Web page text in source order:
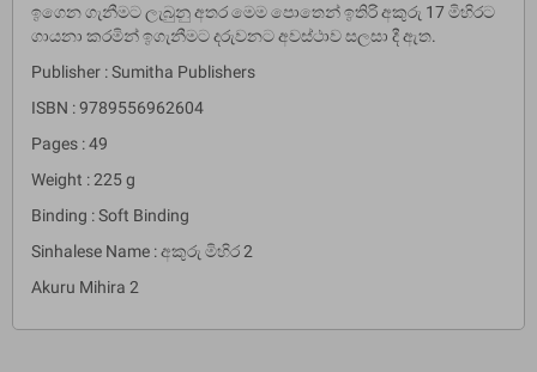
ඉගෙන ගැනීම‌ට ලැබුනු අතර මෙම පොතෙන් ඉතිරි අකුරු 17 මිහිරට
ගායනා කරමින් ඉගැනීමට දරුවනට අවස්ථාව සලසා දී ඇත.
Publisher : Sumitha Publishers
ISBN : 9789556962604
Pages : 49
Weight : 225 g
Binding : Soft Binding
Sinhalese Name : අකුරු මිහිර 2
Akuru Mihira 2